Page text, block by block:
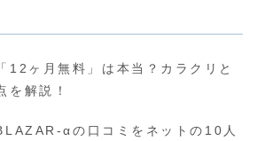
12ヶ月無料」は本当？カラクリと
を解説！
αの口コミをネットの10人